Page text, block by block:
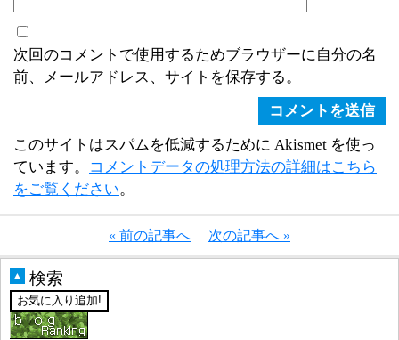
次回のコメントで使用するためブラウザーに自分の名
前、メールアドレス、サイトを保存する。
このサイトはスパムを低減するために Akismet を使っ
ています。
コメントデータの処理方法の詳細はこちら
をご覧ください。
« 前の記事へ 次の記事へ »
▲ 検索